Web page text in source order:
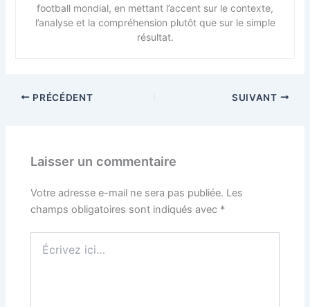
football mondial, en mettant l’accent sur le contexte,
l’analyse et la compréhension plutôt que sur le simple
résultat.
PRÉCÉDENT SUIVANT
Laisser un commentaire
Votre adresse e-mail ne sera pas publiée. Les
champs obligatoires sont indiqués avec *
ici…